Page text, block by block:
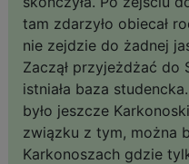
tam zdarzyło obiecał
nie zejdzie do żadnej
Zaczął przyjeżdżać do
istniała baza
było jeszcze
związku z tym, można
Karkonoszach gdzie